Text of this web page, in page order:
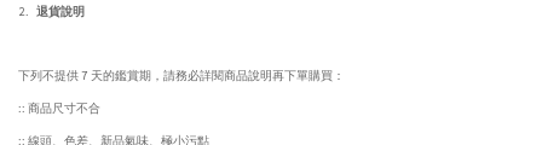
2. 退貨說明
下列不提供7 天的鑑賞期，請務必詳閱商品說明再下單購買：
:: 商品尺寸不合
:: 線頭、色差、新品氣味、極小污點